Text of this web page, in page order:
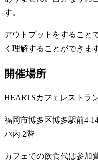
す。
アウトプットをすること
く理解することができま
開催場所
HEARTSカフェレストラ
福岡市博多区博多駅前4-
パ内 2階
カフェでの飲食代は参加